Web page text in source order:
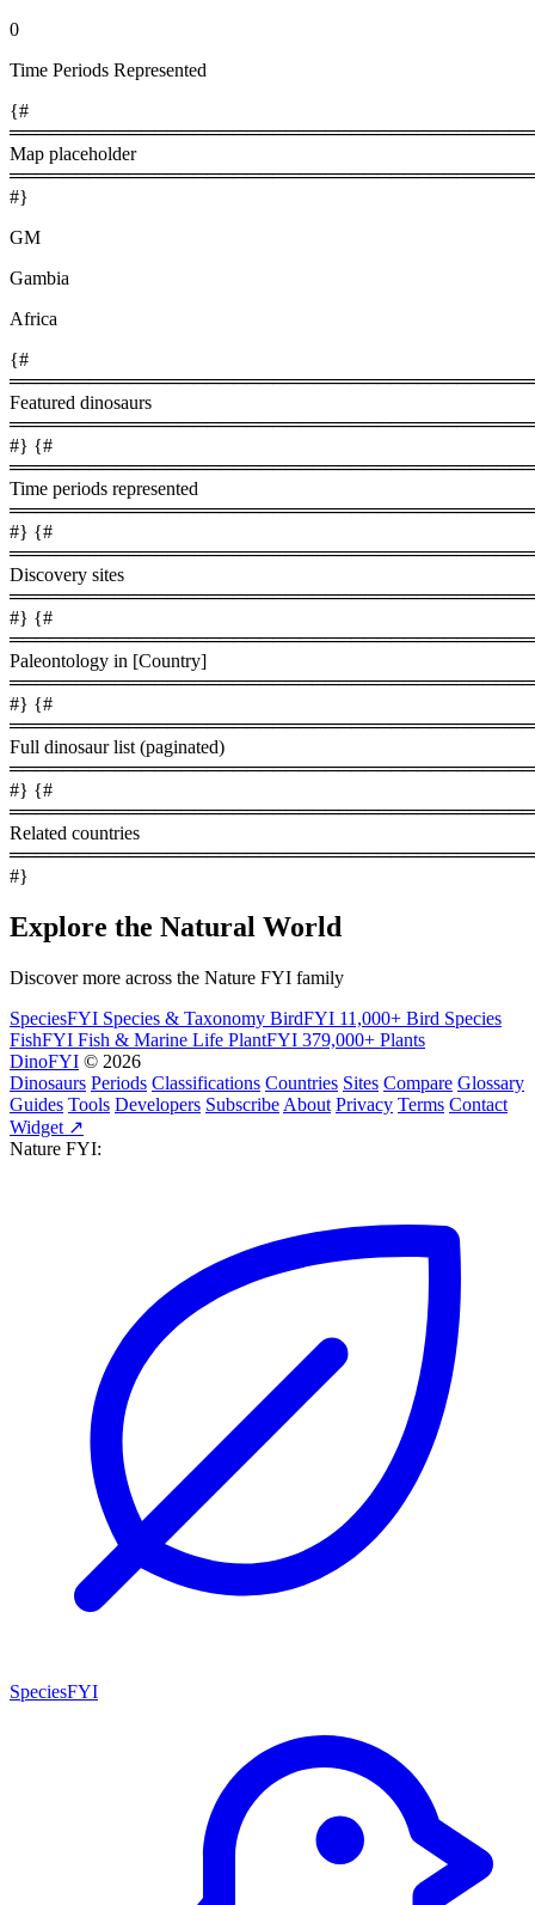
0
Time Periods Represented
{#
Map placeholder
#}
GM
Gambia
Africa
{#
Featured dinosaurs
#} {#
Time periods represented
#} {#
Discovery sites
#} {#
Paleontology in [Country]
#} {#
Full dinosaur list (paginated)
#} {#
Related countries
#}
Explore the Natural World
Discover more across the Nature FYI family
SpeciesFYI Species & Taxonomy BirdFYI 11,000+ Bird Species
FishFYI Fish & Marine Life PlantFYI 379,000+ Plants
DinoFYI © 2026
Dinosaurs Periods Classifications Countries Sites Compare Glossary
Guides Tools Developers Subscribe About Privacy Terms Contact
Widget ↗
Nature FYI:
SpeciesFYI